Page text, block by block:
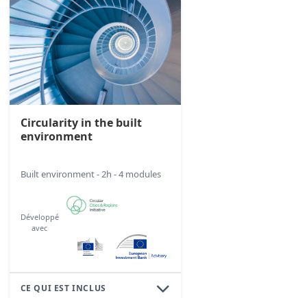
Circularity in the built
environment
Built environment - 2h - 4 modules
Développé
avec
CE QUI EST INCLUS